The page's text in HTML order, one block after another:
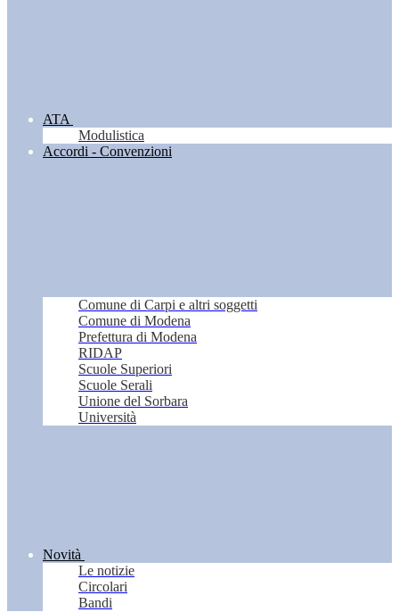
ATA
Modulistica
Accordi - Convenzioni
Comune di Carpi e altri soggetti
Comune di Modena
Prefettura di Modena
RIDAP
Scuole Superiori
Scuole Serali
Unione del Sorbara
Università
Novità
Le notizie
Circolari
Bandi